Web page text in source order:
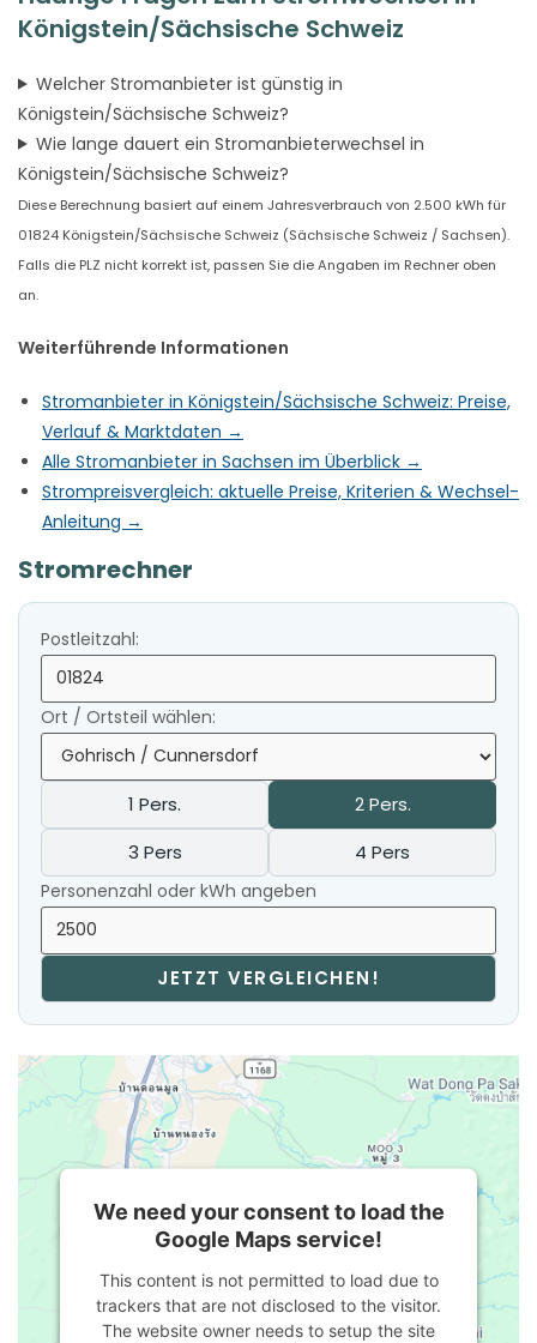
Königstein/Sächsische Schweiz
Welcher Stromanbieter ist günstig in
Königstein/Sächsische Schweiz?
Wie lange dauert ein Stromanbieterwechsel in
Königstein/Sächsische Schweiz?
Diese Berechnung basiert auf einem Jahresverbrauch von 2.500 kWh für
01824 Königstein/Sächsische Schweiz (Sächsische Schweiz / Sachsen).
Falls die PLZ nicht korrekt ist, passen Sie die Angaben im Rechner oben
an.
Weiterführende Informationen
Stromanbieter in Königstein/Sächsische Schweiz: Preise,
Verlauf & Marktdaten →
Alle Stromanbieter in Sachsen im Überblick →
Strompreisvergleich: aktuelle Preise, Kriterien & Wechsel-
Anleitung →
Stromrechner
Postleitzahl:
Ort / Ortsteil wählen:
1 Pers.
2 Pers.
3 Pers
4 Pers
Personenzahl oder kWh angeben
JETZT VERGLEICHEN!
We need your consent to load the
Google Maps service!
This content is not permitted to load due to
trackers that are not disclosed to the visitor.
The website owner needs to setup the site